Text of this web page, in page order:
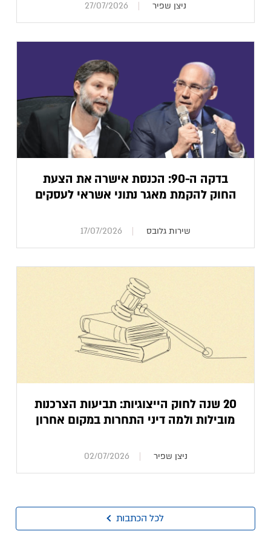
ניצן שפיר 27/07/2026
בדקה ה-90: הכנסת אישרה את הצעת
החוק להקמת מאגר נתוני אשראי לעסקים
שירות גלובס 17/07/2026
20 שנה לחוק הייצוגיות: תביעות הצרכנות
מובילות ולמה דיני התחרות במקום אחרון
ניצן שפיר 02/07/2026
לכל הכתבות